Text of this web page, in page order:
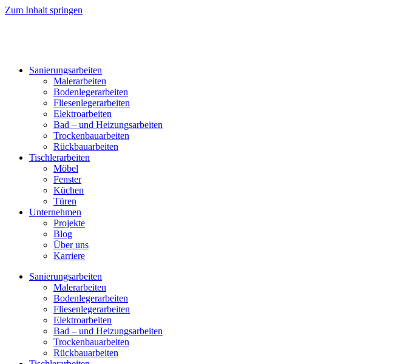
Zum Inhalt springen
Sanierungsarbeiten
Malerarbeiten
Bodenlegerarbeiten
Fliesenlegerarbeiten
Elektroarbeiten
Bad – und Heizungsarbeiten
Trockenbauarbeiten
Rückbauarbeiten
Tischlerarbeiten
Möbel
Fenster
Küchen
Türen
Unternehmen
Projekte
Blog
Über uns
Karriere
Sanierungsarbeiten
Malerarbeiten
Bodenlegerarbeiten
Fliesenlegerarbeiten
Elektroarbeiten
Bad – und Heizungsarbeiten
Trockenbauarbeiten
Rückbauarbeiten